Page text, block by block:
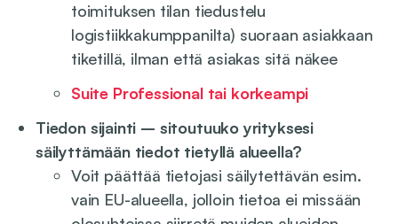
toimituksen tilan tiedustelu
logistiikkakumppanilta) suoraan asiakkaan
tiketillä, ilman että asiakas sitä näkee
Suite Professional tai korkeampi
Tiedon sijainti – sitoutuuko yrityksesi
säilyttämään tiedot tietyllä alueella?
Voit päättää tietojasi säilytettävän esim.
vain EU-alueella, jolloin tietoa ei missään